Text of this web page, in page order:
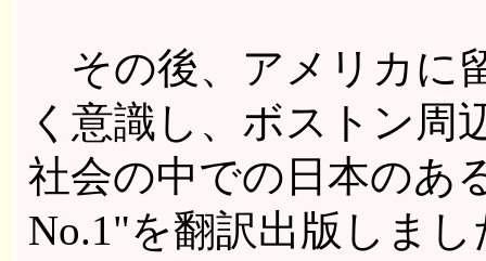
その後、アメリカに
く意識し、ボストン周
社会の中での日本のあ
No.1"を翻訳出版しまし